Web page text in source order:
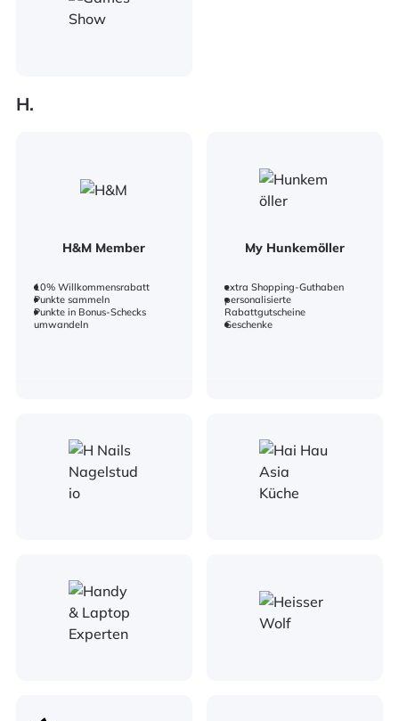
H.
H&M Member
10% Willkommensrabatt
Punkte sammeln
Punkte in Bonus-Schecks
umwandeln
My Hunkemöller
extra Shopping-Guthaben
personalisierte
Rabattgutscheine
Geschenke